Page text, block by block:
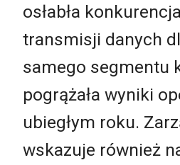
osłabła
transmisji danych
samego segmentu
pogrążała wyniki
ubiegłym roku.
wskazuje również